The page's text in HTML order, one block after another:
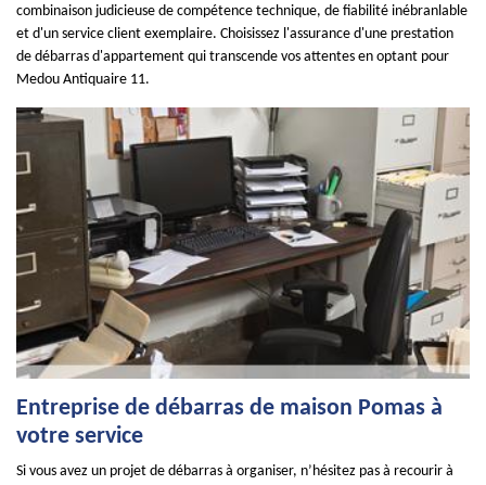
combinaison judicieuse de compétence technique, de fiabilité inébranlable
et d'un service client exemplaire. Choisissez l'assurance d'une prestation
de débarras d'appartement qui transcende vos attentes en optant pour
Medou Antiquaire 11.
Entreprise de débarras de maison Pomas à
votre service
Si vous avez un projet de débarras à organiser, n’hésitez pas à recourir à